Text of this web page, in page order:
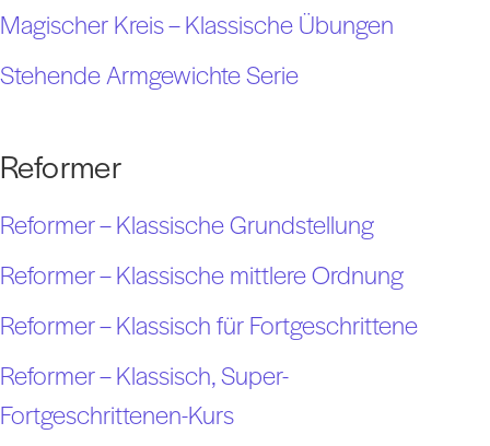
Magischer Kreis – Klassische Übungen
Stehende Armgewichte Serie
Reformer
Reformer – Klassische Grundstellung
Reformer – Klassische mittlere Ordnung
Reformer – Klassisch für Fortgeschrittene
Reformer – Klassisch, Super-
Fortgeschrittenen-Kurs